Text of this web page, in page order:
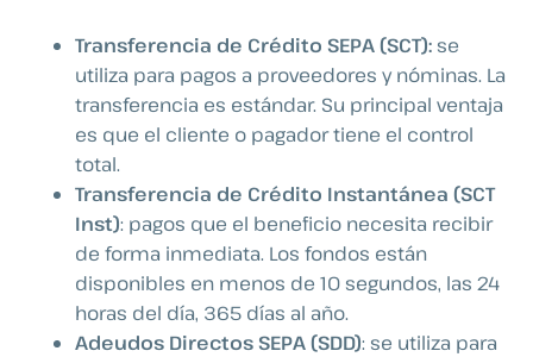
Transferencia de Crédito SEPA (SCT): se
utiliza para pagos a proveedores y nóminas. La
transferencia es estándar. Su principal ventaja
es que el cliente o pagador tiene el control
total.
Transferencia de Crédito Instantánea (SCT
Inst): pagos que el beneficio necesita recibir
de forma inmediata. Los fondos están
disponibles en menos de 10 segundos, las 24
horas del día, 365 días al año.
Adeudos Directos SEPA (SDD): se utiliza para